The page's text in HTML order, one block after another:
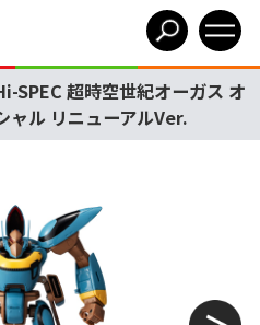
SPEC 超時空世紀オーガス オ
ャル リニューアルVer.